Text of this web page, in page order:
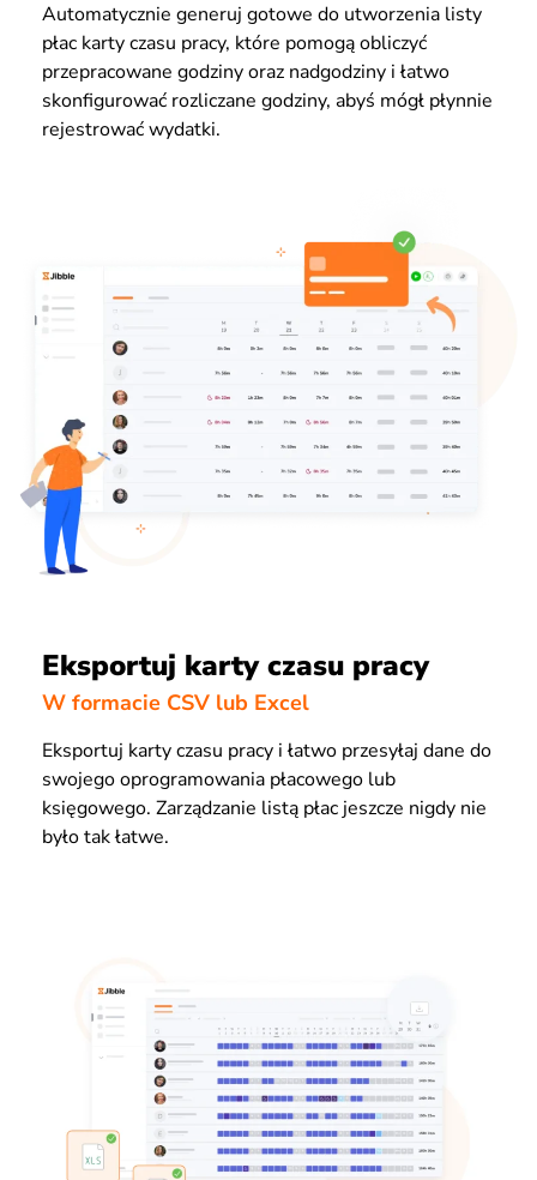
Automatycznie generuj gotowe do utworzenia listy
płac karty czasu pracy, które pomogą obliczyć
przepracowane godziny oraz nadgodziny i łatwo
skonfigurować rozliczane godziny, abyś mógł płynnie
rejestrować wydatki.
Eksportuj karty czasu pracy
W formacie CSV lub Excel
Eksportuj karty czasu pracy i łatwo przesyłaj dane do
swojego oprogramowania płacowego lub
księgowego. Zarządzanie listą płac jeszcze nigdy nie
było tak łatwe.